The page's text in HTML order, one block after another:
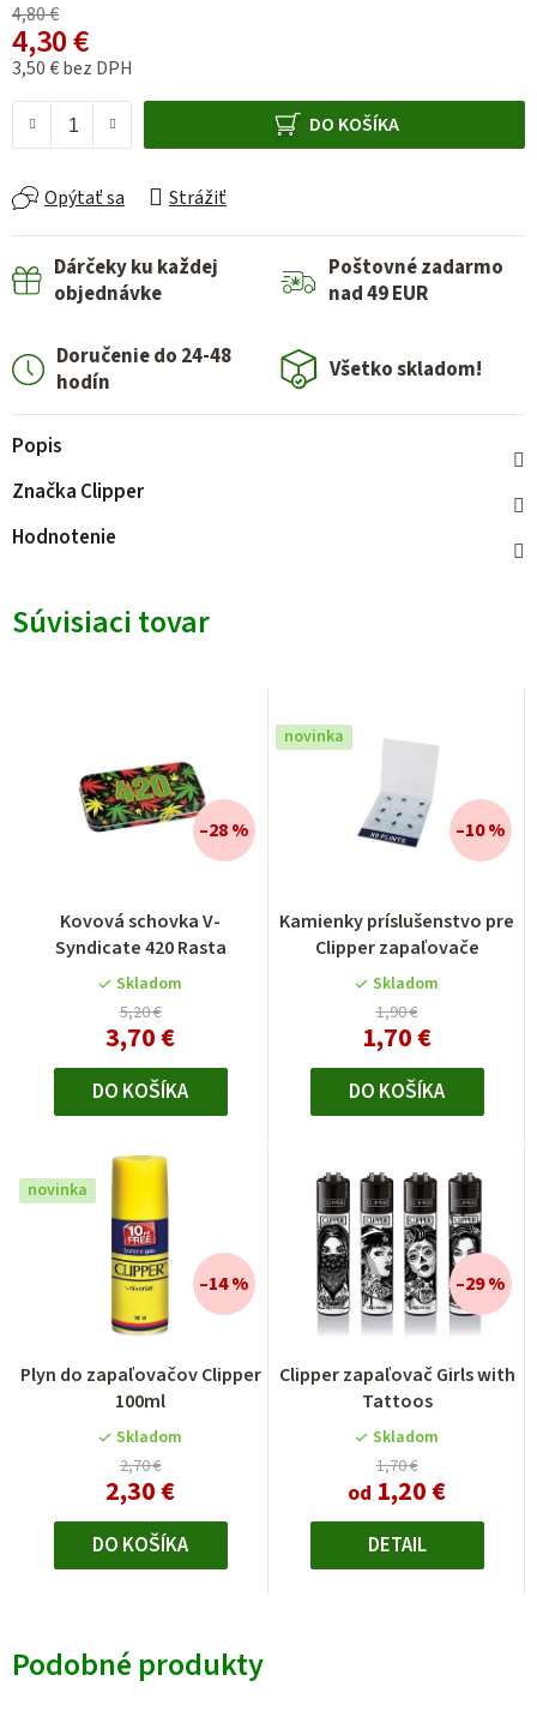
4,80 €
4,30 €
3,50 € bez DPH
DO KOŠÍKA
Opýtať sa Strážiť
Dárčeky ku každej
objednávke
Poštovné zadarmo
nad 49 EUR
Doručenie do 24-48
hodín
Všetko skladom!
Popis
Značka Clipper
Hodnotenie
Súvisiaci tovar
Kovová schovka V-
Syndicate 420 Rasta
Skladom
5,20 €
3,70 €
–28 %
DO KOŠÍKA
novinka
Kamienky príslušenstvo pre
Clipper zapaľovače
Skladom
1,90 €
1,70 €
–10 %
DO KOŠÍKA
novinka
Plyn do zapaľovačov Clipper
100ml
Skladom
2,70 €
2,30 €
–14 %
DO KOŠÍKA
Clipper zapaľovač Girls with
Tattoos
Skladom
1,70 €
od 1,20 €
–29 %
DETAIL
Podobné produkty